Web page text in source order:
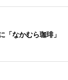
「なかむら珈琲」